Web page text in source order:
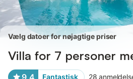
Vælg datoer for nøjagtige priser
Villa for 7 personer
9,4 Fantastisk 28